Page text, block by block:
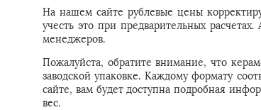
На нашем сайте рублевые цены
учесть это при предварительных
менеджеров.
Пожалуйста, обратите внимание, что
заводской упаковке. Каждому формату
сайте, вам будет доступна подробная
вес.